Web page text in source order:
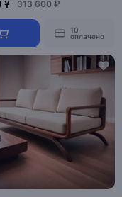
¥ 313 600 ₽
10
оплачено